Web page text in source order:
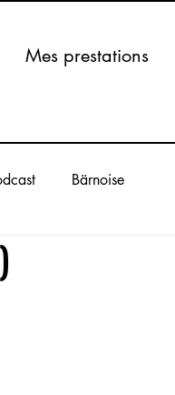
Mes prestations
Bärnoise